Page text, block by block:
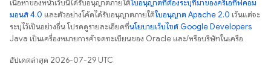
เนื้อหาของหน้าเว็บนี้ได้รับอนุญาตภายใต้ใบอนุญาตที่ต้องระบุที่มาของครีเอทีฟคอม
มอนส์ 4.0 และตัวอย่างโค้ดได้รับอนุญาตภายใต้ใบอนุญาต Apache 2.0 เว้นแต่จะ
ระบุไว้เป็นอย่างอื่น โปรดดูรายละเอียดที่นโยบายเว็บไซต์ Google Developers
Java เป็นเครื่องหมายการค้าจดทะเบียนของ Oracle และ/หรือบริษัทในเครือ
อัปเดตล่าสุด 2026-07-29 UTC